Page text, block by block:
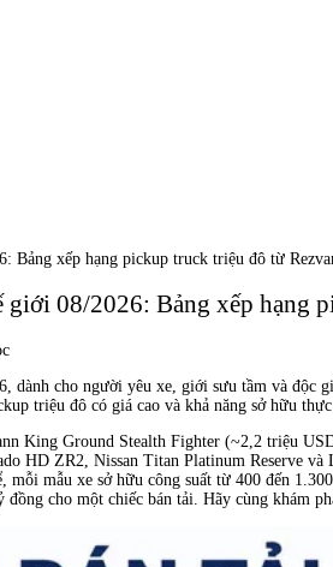
Bảng xếp hạng pickup truck triệu đô từ
giới 08/2026: Bảng xếp
dành cho người yêu xe, giới sưu tầm và
triệu đô có giá cao và khả năng sở hữu
King Ground Stealth Fighter (~2,2 triệu
HD ZR2, Nissan Titan Platinum Reserve
mỗi mẫu xe sở hữu công suất từ 400 đến
cho một chiếc bán tải. Hãy cùng khám